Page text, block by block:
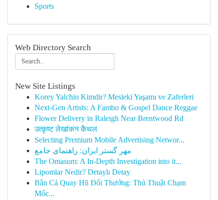
Sports
Web Directory Search
New Site Listings
Korey Yalchin Kimdir? Mesleki Yaşamı ve Zaferleri
Next-Gen Artists: A Fambo & Gospel Dance Reggae
Flower Delivery in Raleigh Near Brentwood Rd
उत्कृष्ट लेखांकन कैथल
Selecting Premium Mobile Advertising Networ...
مهر گستر ایران: راهنمای جامع
The Omasum: A In-Depth Investigation into it...
Lipomlar Nedir? Detaylı Detay
Bắn Cá Quay Hũ Đổi Thưởng: Thủ Thuật Chạm
Mốc...